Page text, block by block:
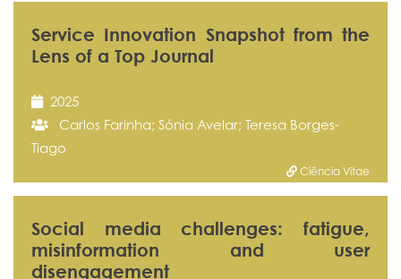
Service Innovation Snapshot from the
Lens of a Top Journal
2025
Carlos Farinha; Sónia Avelar; Teresa Borges-
Tiago
Ciência Vitae
Social media challenges: fatigue,
misinformation and user
disengagement